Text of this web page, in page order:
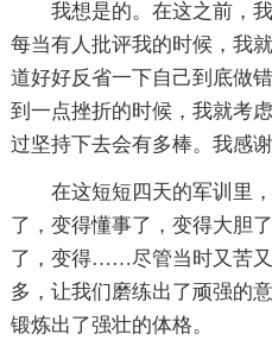
我想是的。在这之前，
每当有人批评我的时候，我
道好好反省一下自己到底做
到一点挫折的时候，我就考
过坚持下去会有多棒。我感
在这短短四天的军训里
了，变得懂事了，变得大胆
了，变得……尽管当时又苦
多，让我们磨练出了顽强的
锻炼出了强壮的体格。